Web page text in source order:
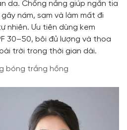
da. Chống nắng giúp ngăn tia
nám, sạm và làm mất đi
nhiên. Ưu tiên dùng kem
30–50, bôi đủ lượng và thoa
trời trong thời gian dài.
bóng trắng hồng